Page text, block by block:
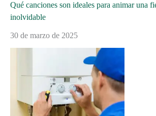
Qué canciones son ideales para animar una
inolvidable
30 de marzo de 2025